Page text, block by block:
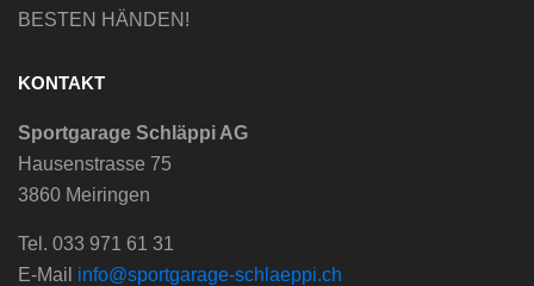
BESTEN HÄNDEN!
KONTAKT
Sportgarage Schläppi AG
Hausenstrasse 75
3860 Meiringen
Tel. 033 971 61 31
E-Mail info@sportgarage-schlaeppi.ch